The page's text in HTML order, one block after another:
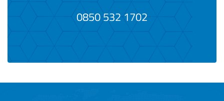
0850 532 1702